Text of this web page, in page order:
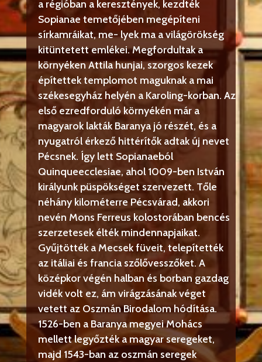
a régióban a keresztények, kezdték
Sopianae temetőjében megépíteni
sírkamráikat, me- lyek ma a világörökség
kitüntetett emlékei. Megfordultak a
környéken Attila hunjai, szorgos kezek
építettek templomot maguknak a mai
székesegyház helyén a Karoling-korban. Az
első ezredforduló környékén már a
magyarok lakták Baranya jó részét, és a
nyugatról érkező hittérítők adtak új nevet
Pécsnek. Így lett Sopianaeból
Quinqueecclesiae, ahol 1009-ben István
királyunk püspökséget szervezett. Tőle
néhány kilométerre Pécsvárad, akkori
nevén Mons Ferreus kolostorában bencés
szerzetesek élték mindennapjaikat.
Gyűjtötték a Mecsek füveit, telepítették
az itáliai és francia szőlővesszőket. A
középkor végén halban és borban gazdag
vidék volt ez, ám virágzásának véget
vetett az Oszmán Birodalom hódítása.
1526-ben a Baranya megyei Mohács
mellett legyőzték a magyar seregeket,
majd 1543-ban az oszmán seregek